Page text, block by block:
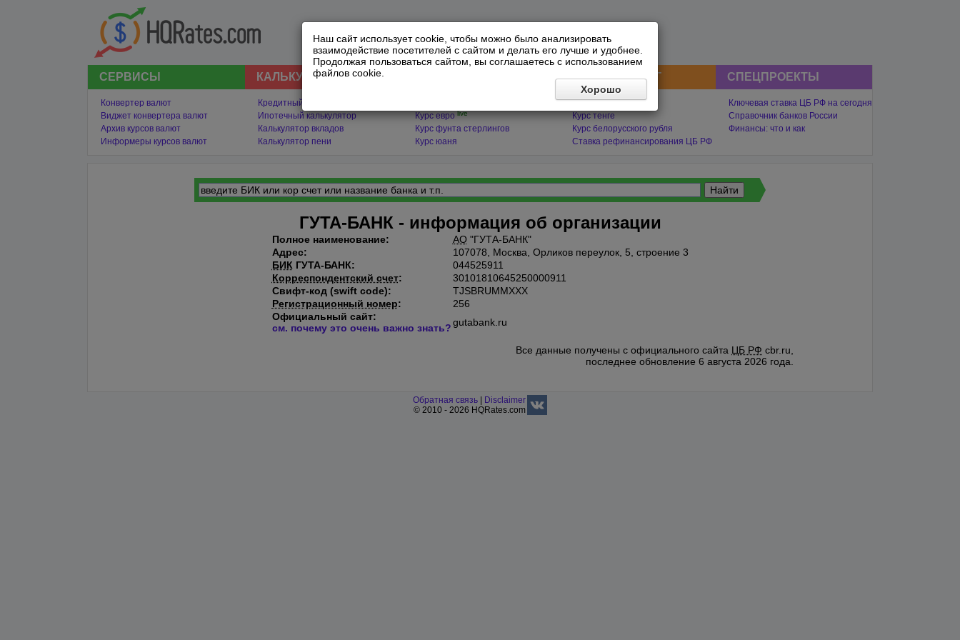
Наш сайт использует cookie, чтобы можно было анализировать
взаимодействие посетителей с сайтом и делать его лучше и удобнее.
Продолжая пользоваться сайтом, вы соглашаетесь с использованием
файлов cookie.
Хорошо
СЕРВИСЫ
Конвертер валют
Виджет конвертера валют
Архив курсов валют
Информеры курсов валют
КАЛЬКУЛЯТОРЫ
Кредитный калькулятор
Ипотечный калькулятор
Калькулятор вкладов
Калькулятор пени
Курс евро live
Курс фунта стерлингов
Курс юаня
ФИНАНСЫ СНГ
Курс гривны
Курс тенге
Курс белорусского рубля
Ставка рефинансирования ЦБ РФ
СПЕЦПРОЕКТЫ
Ключевая ставка ЦБ РФ на сегодня
Справочник банков России
Финансы: что и как
ГУТА-БАНК - информация об организации
Полное наименование: АО "ГУТА-БАНК"
Адрес:
107078, Москва, Орликов переулок, 5, строение 3
БИК ГУТА-БАНК:
044525911
Корреспондентский счет:
30101810645250000911
Свифт-код (swift code):
TJSBRUMMXXX
Регистрационный номер:
256
Официальный сайт:
см. почему это очень важно знать?gutabank.ru
Все данные получены с официального сайта ЦБ РФ cbr.ru,
последнее обновление 6 августа 2026 года.
Обратная связь
Disclaimer
© 2010 - 2026 HQRates.com